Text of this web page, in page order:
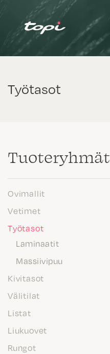
Työtasot
Tuote­ryhmät
Ovimallit
Vetimet
Työtasot
Laminaatit
Massiivipuu
Kivitasot
Välitilat
Listat
Liukuovet
Rungot